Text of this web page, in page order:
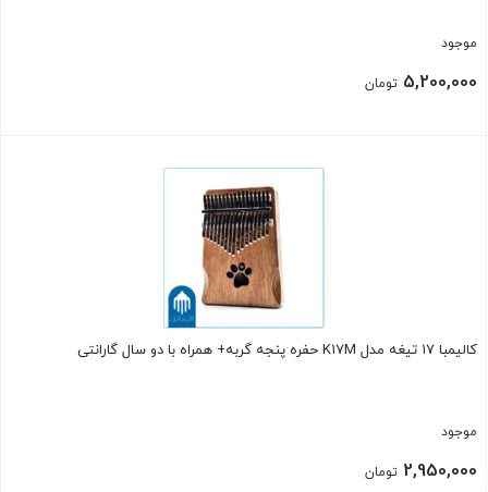
موجود
5,200,000 تومان
کالیمبا ۱۷ تیغه مدل K17M حفره پنجه گربه+ همراه با دو سال گارانتی
موجود
2,950,000 تومان